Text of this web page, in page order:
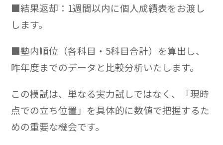
■結果返却：1週間以内に個人成績表をお渡し
します。
■塾内順位（各科目・5科目合計）を算出し、
昨年度までのデータと比較分析いたします。
この模試は、単なる実力試しではなく、「現時
点での立ち位置」を具体的に数値で把握するた
めの重要な機会です。